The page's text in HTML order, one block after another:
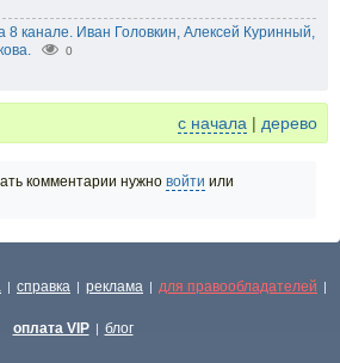
8 канале. Иван Головкин, Алексей Куринный,
0
с начала | дерево
комментарии нужно войти или
| справка | реклама | для правообладателей |
оплата VIP | блог